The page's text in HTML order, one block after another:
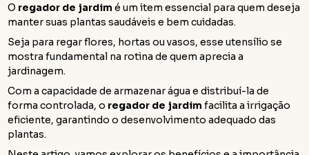
O regador de jardim é um item essencial para quem deseja
manter suas plantas saudáveis e bem cuidadas.
Seja para regar flores, hortas ou vasos, esse utensílio se
mostra fundamental na rotina de quem aprecia a
jardinagem.
Com a capacidade de armazenar água e distribuí-la de
forma controlada, o regador de jardim facilita a irrigação
eficiente, garantindo o desenvolvimento adequado das
plantas.